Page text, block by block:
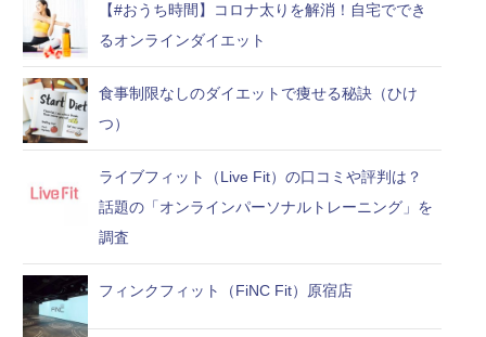
【#おうち時間】コロナ太りを解消！自宅ででき
るオンラインダイエット
食事制限なしのダイエットで痩せる秘訣（ひけ
つ）
ライブフィット（Live Fit）の口コミや評判は？
話題の「オンラインパーソナルトレーニング」を
調査
フィンクフィット（FiNC Fit）原宿店